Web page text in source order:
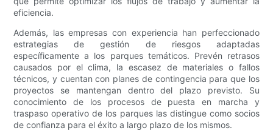
eficiencia.
Además, las empresas con experiencia han perfeccionado
estrategias de gestión de riesgos adaptadas
específicamente a los parques temáticos. Prevén retrasos
causados ​​por el clima, la escasez de materiales o fallos
técnicos, y cuentan con planes de contingencia para que los
proyectos se mantengan dentro del plazo previsto. Su
conocimiento de los procesos de puesta en marcha y
traspaso operativo de los parques las distingue como socios
de confianza para el éxito a largo plazo de los mismos.